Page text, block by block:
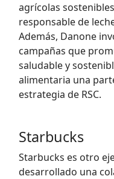
agrícolas
responsable de
Además, Danone
campañas que
saludable y
alimentaria una
estrategia de RSC.
Starbucks
Starbucks es otro
desarrollado una